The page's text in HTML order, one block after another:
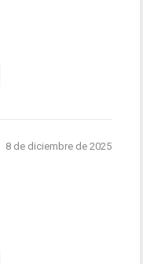
8 de diciembre de 2025